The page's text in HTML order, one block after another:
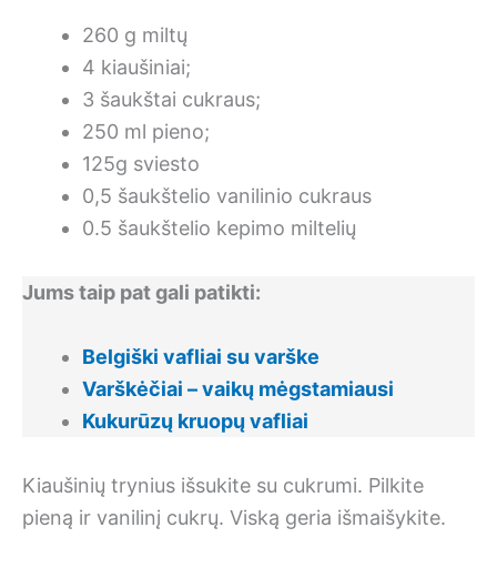
260 g miltų
4 kiaušiniai;
3 šaukštai cukraus;
250 ml pieno;
125g sviesto
0,5 šaukštelio vanilinio cukraus
0.5 šaukštelio kepimo miltelių
Jums taip pat gali patikti:
Belgiški vafliai su varške
Varškėčiai – vaikų mėgstamiausi
Kukurūzų kruopų vafliai
Kiaušinių trynius išsukite su cukrumi. Pilkite
pieną ir vanilinį cukrų. Viską geria išmaišykite.